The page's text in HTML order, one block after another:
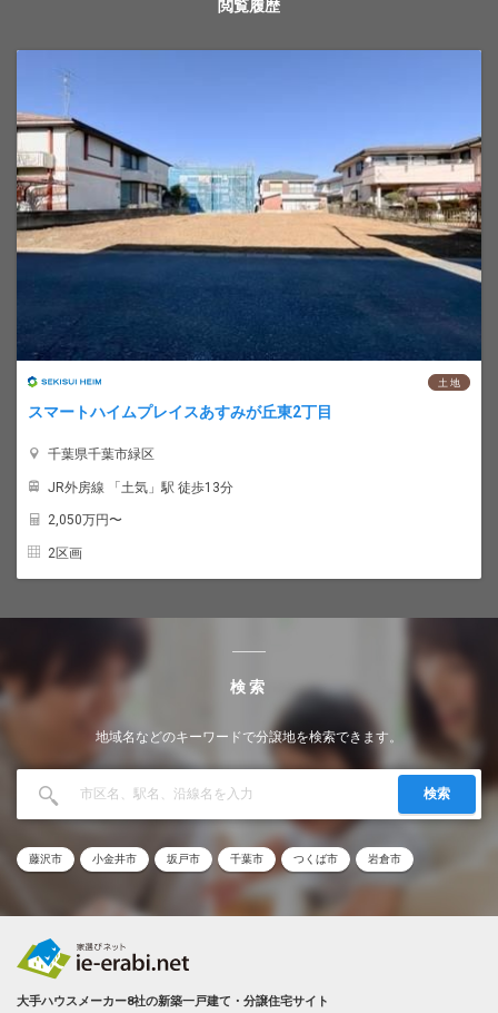
閲覧履歴
土 地
スマートハイムプレイスあすみが丘東2丁目
千葉県千葉市緑区
JR外房線 「土気」駅 徒歩13分
2,050万円〜
2区画
検索
地域名などのキーワードで分譲地を検索できます。
検索
藤沢市 小金井市 坂戸市 千葉市 つくば市 岩倉市
大手ハウスメーカー8社の新築一戸建て・分譲住宅サイト